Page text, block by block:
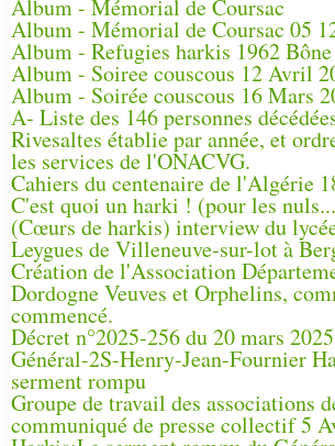
Album - Mémorial de Coursac
Album - Mémorial de Coursac 05
Album - Refugies harkis 1962
Album - Soiree couscous 12 Avril
Album - Soirée couscous 16 Mars
A- Liste des 146 personnes
Rivesaltes établie par année, et
les services de l'ONACVG.
Cahiers du centenaire de l'Algérie
C'est quoi un harki ! (pour les
(Cœurs de harkis) interview du
Leygues de Villeneuve-sur-lot à
Création de l'Association
Dordogne Veuves et Orphelins,
commencé.
Décret n°2025-256 du 20 mars 2025
Général-2S-Henry-Jean-Fournier
serment rompu
Groupe de travail des associations
communiqué de presse collectif 5